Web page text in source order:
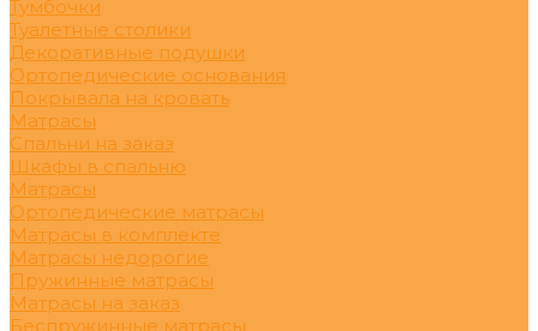
Тумбочки
Туалетные столики
Декоративные подушки
Ортопедические основания
Покрывала на кровать
Матрасы
Спальни на заказ
Шкафы в спальню
Матрасы
Ортопедические матрасы
Матрасы в комплекте
Матрасы недорогие
Пружинные матрасы
Матрасы на заказ
Беспружинные матрасы